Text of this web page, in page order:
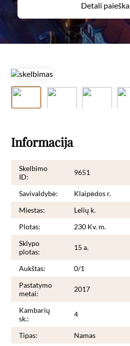
Detali paieška
Informacija
Skelbimo
ID:
9651
Savivaldybė:
Klaipėdos r.
Miestas:
Lelių k.
Plotas:
230 Kv. m.
Sklypo
plotas:
15 a.
Aukštas:
0/1
Pastatymo
metai:
2017
Kambarių
sk.:
4
Tipas:
Namas